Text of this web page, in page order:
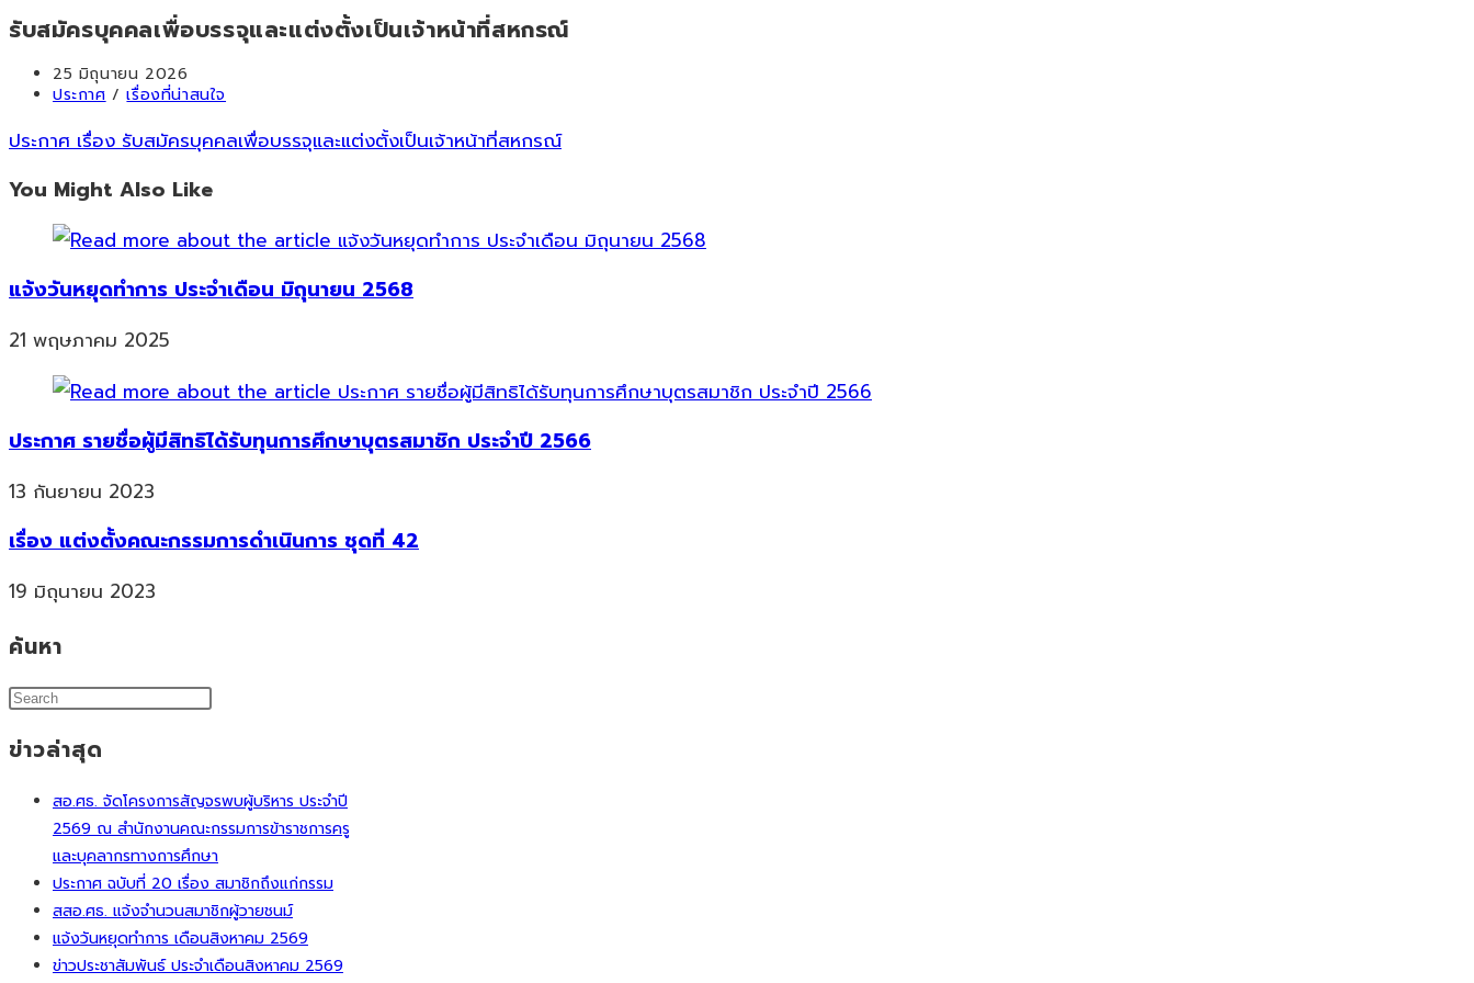
รับสมัครบุคคลเพื่อบรรจุและแต่งตั้งเป็นเจ้าหน้าที่สหกรณ์
Post
published:
25 มิถุนายน 2026
Post
ประกาศ / เรื่องที่น่าสนใจ
ประกาศ เรื่อง รับสมัครบุคคลเพื่อบรรจุและแต่งตั้งเป็นเจ้าหน้าที่สหกรณ์
You Might Also Like
แจ้งวันหยุดทำการ ประจำเดือน มิถุนายน 2568
21 พฤษภาคม 2025
ประกาศ รายชื่อผู้มีสิทธิได้รับทุนการศึกษาบุตรสมาชิก ประจำปี 2566
13 กันยายน 2023
เรื่อง แต่งตั้งคณะกรรมการดำเนินการ ชุดที่ 42
19 มิถุนายน 2023
ค้นหา
ข่าวล่าสุด
สอ.ศธ. จัดโครงการสัญจรพบผู้บริหาร ประจำปี
2569 ณ สำนักงานคณะกรรมการข้าราชการครู
และบุคลากรทางการศึกษา
ประกาศ ฉบับที่ 20 เรื่อง สมาชิกถึงแก่กรรม
สสอ.ศธ. แจ้งจำนวนสมาชิกผู้วายชนม์
แจ้งวันหยุดทำการ เดือนสิงหาคม 2569
ข่าวประชาสัมพันธ์ ประจำเดือนสิงหาคม 2569